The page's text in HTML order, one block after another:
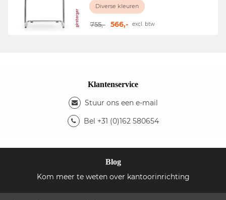
Diverse kleuren
755,- 566,- excl. btw
Klantenservice
Stuur ons een e-mail
Bel +31 (0)162 580654
Blog
Kom meer te weten over kantoorinrichting